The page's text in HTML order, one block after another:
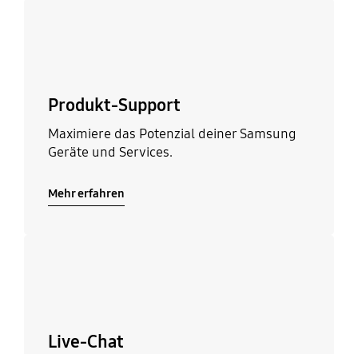
Produkt-Support
Maximiere das Potenzial deiner Samsung
Geräte und Services.
Mehr erfahren
Live-Chat